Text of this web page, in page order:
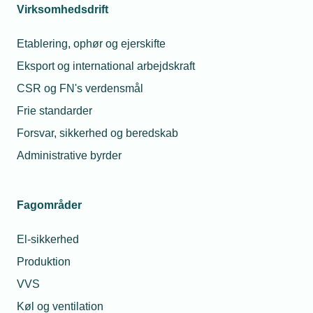
Virksomhedsdrift
Etablering, ophør og ejerskifte
Eksport og international arbejdskraft
CSR og FN's verdensmål
Frie standarder
Forsvar, sikkerhed og beredskab
Administrative byrder
Fagområder
El-sikkerhed
Produktion
VVS
Køl og ventilation
Relaterede nyheder
03. mar. 2025
VIDEO: Systemtankens fordele: Bedre
Ny uddannelse i ventilationsmontage